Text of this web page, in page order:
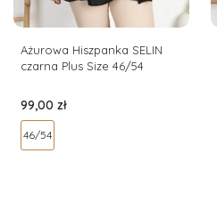
Ażurowa Hiszpanka SELIN
czarna Plus Size 46/54
Cena
99,00 zł
46/54